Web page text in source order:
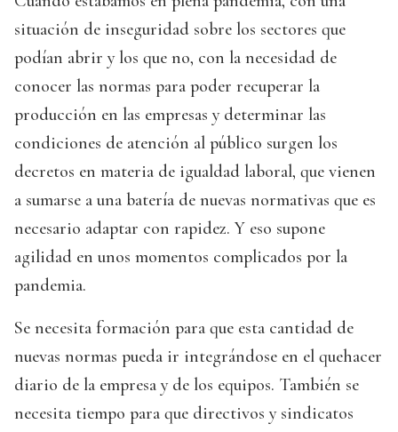
situación de inseguridad sobre los sectores que
podían abrir y los que no, con la necesidad de
conocer las normas para poder recuperar la
producción en las empresas y determinar las
condiciones de atención al público surgen los
decretos en materia de igualdad laboral, que vienen
a sumarse a una batería de nuevas normativas que es
necesario adaptar con rapidez. Y eso supone
agilidad en unos momentos complicados por la
pandemia.
Se necesita formación para que esta cantidad de
nuevas normas pueda ir integrándose en el quehacer
diario de la empresa y de los equipos. También se
necesita tiempo para que directivos y sindicatos